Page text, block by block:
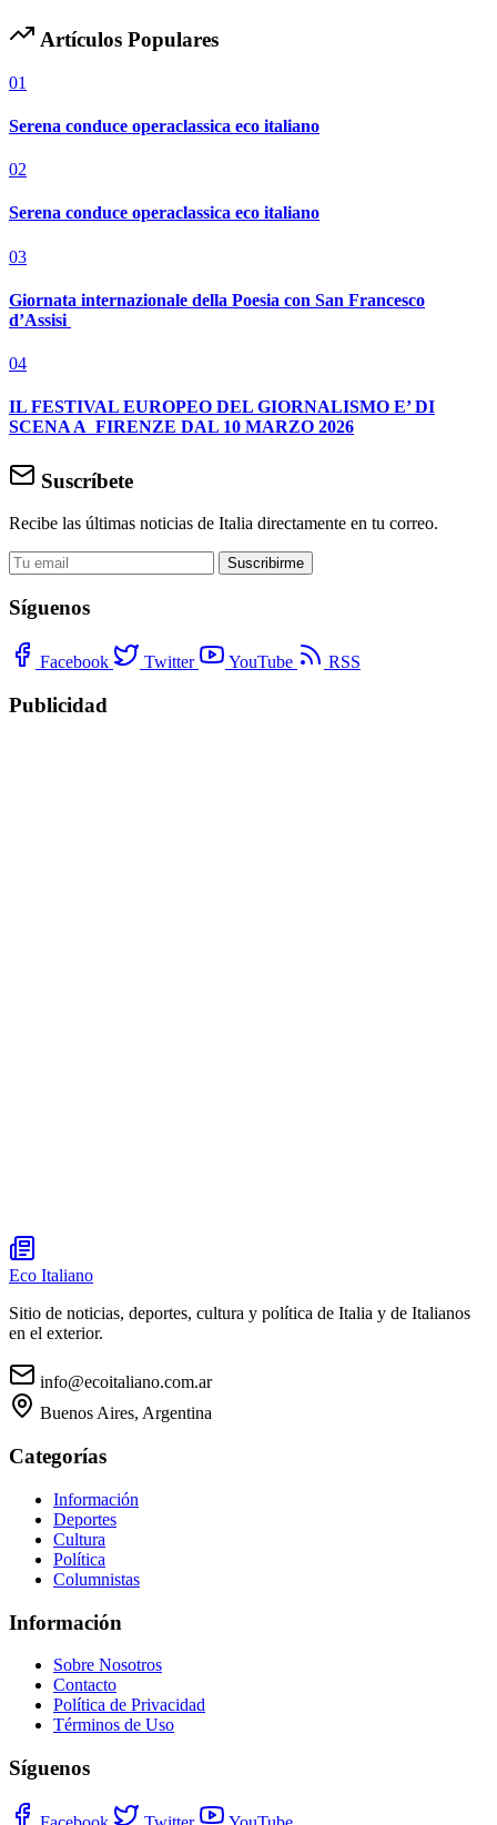
Artículos Populares
01
Serena conduce operaclassica eco italiano
02
Serena conduce operaclassica eco italiano
03
Giornata internazionale della Poesia con San Francesco
d’Assisi
04
IL FESTIVAL EUROPEO DEL GIORNALISMO E’ DI
SCENA A FIRENZE DAL 10 MARZO 2026
Suscríbete
Recibe las últimas noticias de Italia directamente en tu correo.
Suscribirme
Síguenos
Facebook Twitter YouTube RSS
Publicidad
Eco Italiano
Sitio de noticias, deportes, cultura y política de Italia y de Italianos
en el exterior.
info@ecoitaliano.com.ar
Buenos Aires, Argentina
Categorías
Información
Deportes
Cultura
Política
Columnistas
Información
Sobre Nosotros
Contacto
Política de Privacidad
Términos de Uso
Síguenos